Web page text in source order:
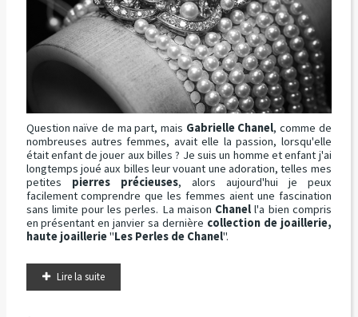
Question naïve de ma part, mais Gabrielle Chanel, comme de
nombreuses autres femmes, avait elle la passion, lorsqu'elle
était enfant de jouer aux billes ? Je suis un homme et enfant j'ai
longtemps joué aux billes leur vouant une adoration, telles mes
petites pierres précieuses, alors aujourd'hui je peux
facilement comprendre que les femmes aient une fascination
sans limite pour les perles. La maison Chanel l'a bien compris
en présentant en janvier sa dernière collection de joaillerie,
haute joaillerie"Les Perles de Chanel".
Lire la suite